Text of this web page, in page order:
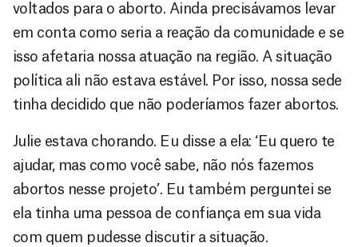
voltados para o aborto. Ainda precisávamos levar
em conta como seria a reação da comunidade e se
isso afetaria nossa atuação na região. A situação
política ali não estava estável. Por isso, nossa sede
tinha decidido que não poderíamos fazer abortos.
Julie estava chorando. Eu disse a ela: ‘Eu quero te
ajudar, mas como você sabe, não nós fazemos
abortos nesse projeto’. Eu também perguntei se
ela tinha uma pessoa de confiança em sua vida
com quem pudesse discutir a situação.